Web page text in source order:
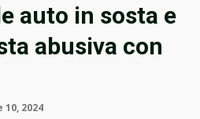
auto in sosta e
abusiva con
10, 2024